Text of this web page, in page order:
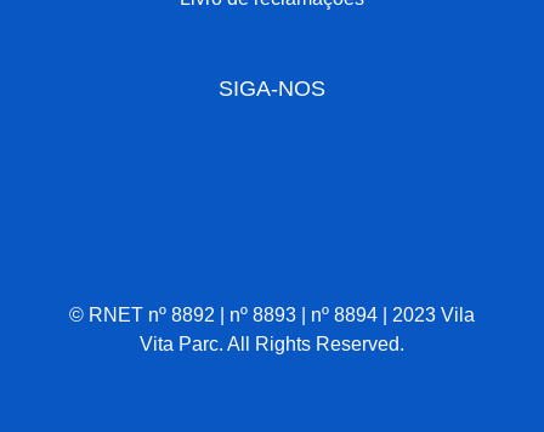
SIGA-NOS
© RNET nº 8892 | nº 8893 | nº 8894 | 2023 Vila
Vita Parc. All Rights Reserved.